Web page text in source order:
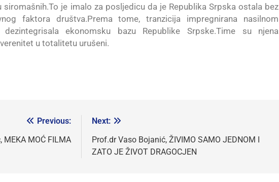
je imalo za posljedicu da je Republika Srpska ostala bez
faktora društva.Prema tome, tranzicija impregnirana nasilnom
ekonomsku bazu Republike Srpske.Time su njena
u totalitetu urušeni.
Previous:
MEKA MOĆ FILMA
Next:
Prof.dr Vaso Bojanić, ŽIVIMO SAMO JEDNOM I
ZATO JE ŽIVOT DRAGOCJEN